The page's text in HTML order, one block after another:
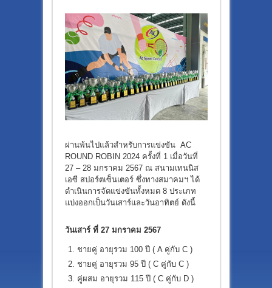
ผ่านพ้นไปแล้วสำหรับการแข่งขัน AC
ROUND ROBIN 2024 ครั้งที่ 1 เมื่อวันที่
27 – 28 มกราคม 2567 ณ สนามเทนนิส
เอซี สปอร์ตเซ็นเตอร์ ซึ่งทางสมาคมฯ ได้
ดำเนินการจัดแข่งขันทั้งหมด 8 ประเภท
แบ่งออกเป็นวันเสาร์และวันอาทิตย์ ดังนี้
วันเสาร์ ที่ 27 มกราคม 2567
ชายคู่ อายุรวม 100 ปี ( A คู่กับ C )
ชายคู่ อายุรวม 95 ปี ( C คู่กับ C )
คู่ผสม อายุรวม 115 ปี ( C คู่กับ D )